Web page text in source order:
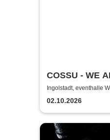
COSSU - WE
GERMANS -
Comedy
Ingolstadt, eventhalle
02.10.2026